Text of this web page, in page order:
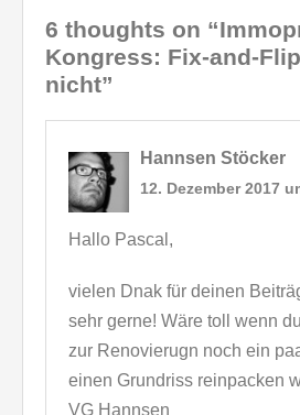
6 thoughts on
Kongress: Fix-and-
nicht”
Hannsen Stöcker
12. Dezember 2017
Hallo Pascal,
vielen Dnak für deinen
sehr gerne! Wäre toll wenn
zur Renovierugn noch ein
einen Grundriss reinpacken
VG Hannsen